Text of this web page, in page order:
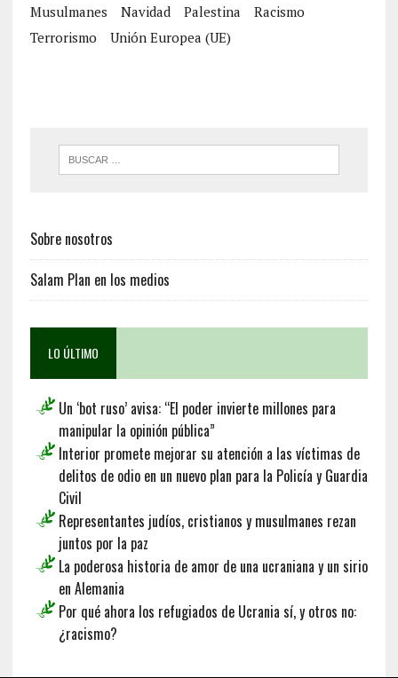
Musulmanes
Navidad Palestina
Racismo
Terrorismo
Unión Europea (UE)
Sobre nosotros
Salam Plan en los medios
LO ÚLTIMO
Un ‘bot ruso’ avisa: “El poder invierte millones para
manipular la opinión pública”
Interior promete mejorar su atención a las víctimas de
delitos de odio en un nuevo plan para la Policía y Guardia
Civil
Representantes judíos, cristianos y musulmanes rezan
juntos por la paz
La poderosa historia de amor de una ucraniana y un sirio
en Alemania
Por qué ahora los refugiados de Ucrania sí, y otros no:
¿racismo?